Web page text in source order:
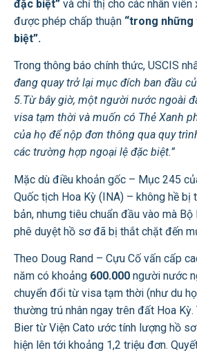
đặc biệt” và chỉ thị cho các nhân
được phép chấp thuận “trong
biệt”.
Trong thông báo chính thức, USCIS
đang quay trở lại mục đích ban đầu
5.Từ bây giờ, một người nước ngoài
visa tạm thời và muốn có Thẻ Xanh
của họ để nộp đơn thông qua quy
các trường hợp ngoại lệ đặc biệt.”
Mặc dù điều khoản gốc – Mục 245
Quốc tịch Hoa Kỳ (INA) – không hề bị
bản, nhưng tiêu chuẩn đầu vào mà
phê duyệt hồ sơ đã bị thắt chặt đến
Theo Doug Rand – Cựu Cố vấn cấp
năm có khoảng 600.000 người nước
chuyển đổi từ visa tạm thời (như du
thường trú nhân ngay trên đất Hoa Kỳ.
Bier từ Viện Cato ước tính lượng hồ
hiện lên tới khoảng 1,2 triệu đơn.